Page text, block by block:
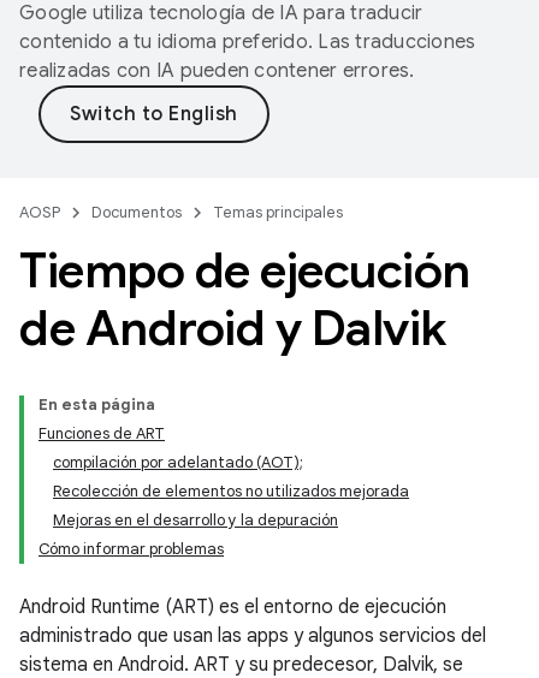
Google utiliza tecnología de IA para traducir
contenido a tu idioma preferido. Las traducciones
realizadas con IA pueden contener errores.
AOSP Documentos Temas principales
Tiempo de ejecución
de Android y Dalvik
En esta página
Funciones de ART
compilación por adelantado (AOT);
Recolección de elementos no utilizados mejorada
Mejoras en el desarrollo y la depuración
Cómo informar problemas
Android Runtime (ART) es el entorno de ejecución
administrado que usan las apps y algunos servicios del
sistema en Android. ART y su predecesor, Dalvik, se